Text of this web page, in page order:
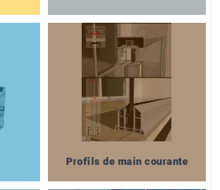
Profils de main courante